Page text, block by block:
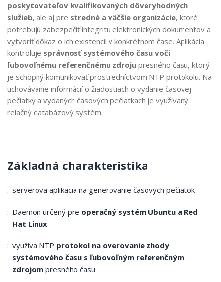
poskytovateľov kvalifikovaných dôveryhodných
služieb, ale aj pre stredné a väčšie organizácie, ktoré
potrebujú zabezpečiť integritu elektronických dokumentov a
vytvoriť dôkaz o ich existencii v konkrétnom čase. Aplikácia
kontroluje správnosť systémového času voči
ľubovoľnému referenčnému zdroju presného času, ktorý
je schopný komunikovať prostredníctvom NTP protokolu. Na
uchovávanie informácií o žiadostiach o vydanie časovej
pečiatky a vydaných časových pečiatkach je využívaný
relačný databázový systém.
Základná charakteristika
serverová aplikácia na generovanie časových pečiatok
Daemon určený pre operačný systém Ubuntu a Red
Hat Linux
využíva NTP protokol na overovanie zhody
systémového času s ľubovoľným referenčným
zdrojom presného času